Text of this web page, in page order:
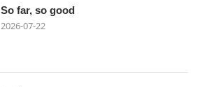
So far, so good
2026-07-22